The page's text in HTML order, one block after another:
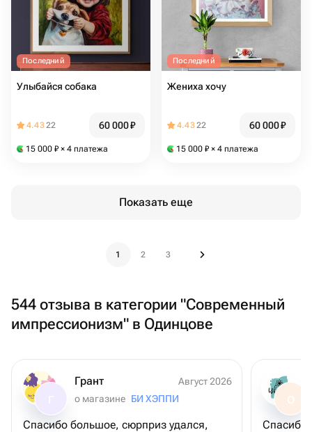
Последний
Улыбайся собака
4.4322 60 000₽
15 000 ₽ × 4 платежа
Последний
Жениха хочу
4.4322 60 000₽
15 000 ₽ × 4 платежа
Показать еще
1 2 3
544 отзыва в категории "Современный
импрессионизм" в Одинцове
Грант
Август 2026
о магазине БИ ХЭППИ
Спасибо большое, сюрприз удался,
О
Спасибо